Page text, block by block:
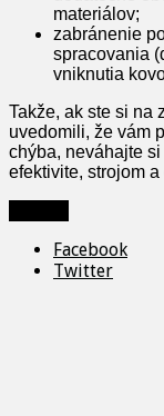
materiálov;
zabránenie
spracovania
vniknutia
Takže, ak ste si na
uvedomili, že vám
chýba, neváhajte
efektivite, strojom a
Facebook
Twitter